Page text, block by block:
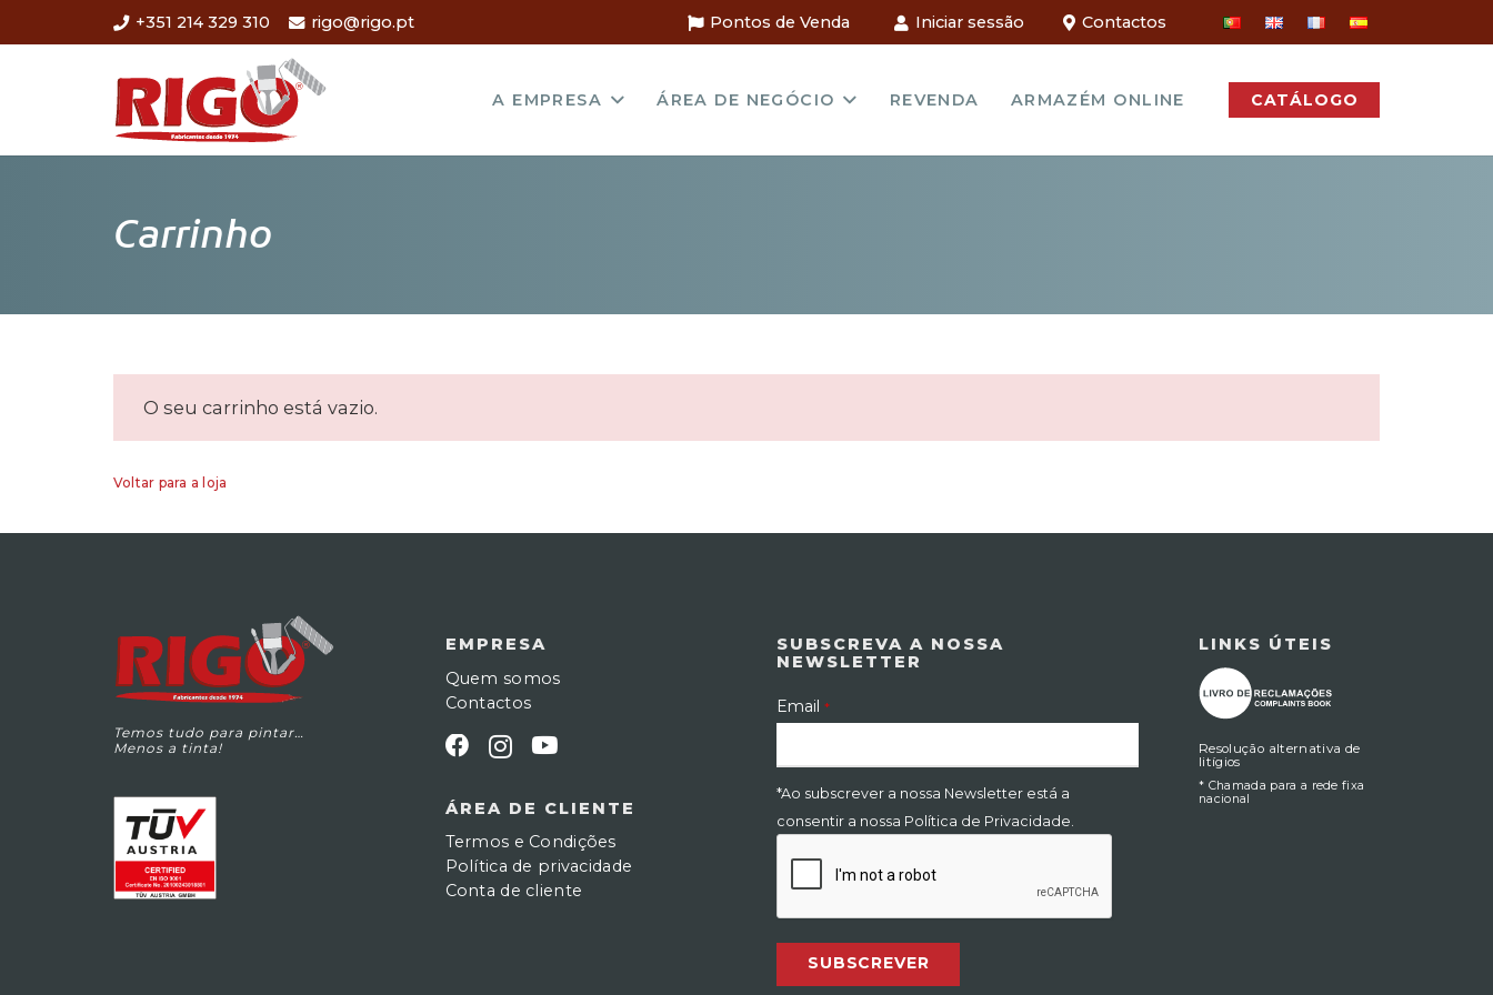
+351 214 329 310 rigo@rigo.pt Pontos de Venda Iniciar sessão Contactos
A EMPRESA ÁREA DE NEGÓCIO REVENDA ARMAZÉM ONLINE CATÁLOGO
Carrinho
O seu carrinho está vazio.
Voltar para a loja
Temos tudo para pintar…
Menos a tinta!
EMPRESA
Quem somos
Contactos
ÁREA DE CLIENTE
Termos e Condições
Política de privacidade
Conta de cliente
SUBSCREVA A NOSSA
NEWSLETTER
Email *
*Ao subscrever a nossa Newsletter está a
consentir a nossa Política de Privacidade.
SUBSCREVER
LINKS ÚTEIS
Resolução alternativa de
litígios
* Chamada para a rede fixa
nacional